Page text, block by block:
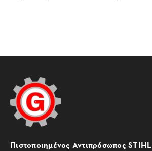
Πιστοποιημένος Αντιπρόσωπος STIHL